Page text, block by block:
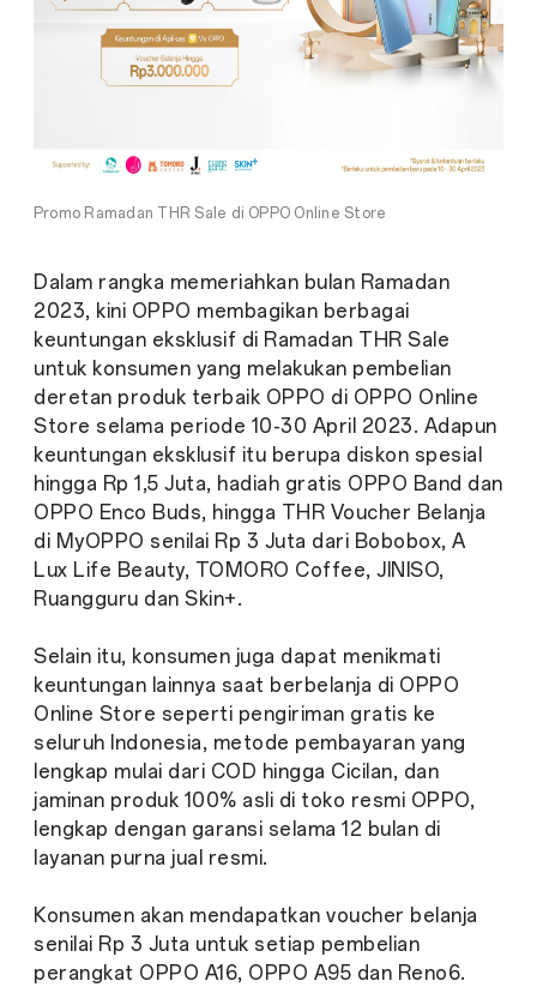
Promo Ramadan THR Sale di OPPO Online Store
Dalam rangka memeriahkan bulan Ramadan
2023, kini OPPO membagikan berbagai
keuntungan eksklusif di Ramadan THR Sale
untuk konsumen yang melakukan pembelian
deretan produk terbaik OPPO di OPPO Online
Store selama periode 10-30 April 2023. Adapun
keuntungan eksklusif itu berupa diskon spesial
hingga Rp 1,5 Juta, hadiah gratis OPPO Band dan
OPPO Enco Buds, hingga THR Voucher Belanja
di MyOPPO senilai Rp 3 Juta dari Bobobox, A
Lux Life Beauty, TOMORO Coffee, JINISO,
Ruangguru dan Skin+.
Selain itu, konsumen juga dapat menikmati
keuntungan lainnya saat berbelanja di OPPO
Online Store seperti pengiriman gratis ke
seluruh Indonesia, metode pembayaran yang
lengkap mulai dari COD hingga Cicilan, dan
jaminan produk 100% asli di toko resmi OPPO,
lengkap dengan garansi selama 12 bulan di
layanan purna jual resmi.
Konsumen akan mendapatkan voucher belanja
senilai Rp 3 Juta untuk setiap pembelian
perangkat OPPO A16, OPPO A95 dan Reno6.